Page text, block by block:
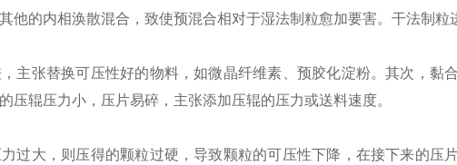
他的内相涣散混合，致使预混合相对于湿法制粒愈加要害。干法制粒
主张替换可压性好的物料，如微晶纤维素、预胶化淀粉。其次，黏
压辊压力小，压片易碎，主张添加压辊的压力或送料速度。
过大，则压得的颗粒过硬，导致颗粒的可压性下降，在接下来的压